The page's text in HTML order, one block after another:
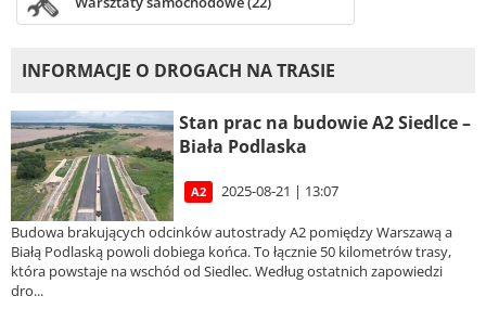
INFORMACJE O DROGACH NA TRASIE
Stan prac na budowie A2 Siedlce –
Biała Podlaska
A2 2025-08-21 | 13:07
Budowa brakujących odcinków autostrady A2 pomiędzy Warszawą a
Białą Podlaską powoli dobiega końca. To łącznie 50 kilometrów trasy,
która powstaje na wschód od Siedlec. Według ostatnich zapowiedzi
dro...